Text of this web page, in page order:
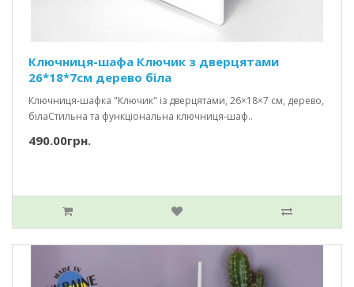
Ключниця-шафа Ключик з дверцятами
26*18*7см дерево біла
Ключниця-шафка "Ключик" із дверцятами, 26×18×7 см, дерево,
білаСтильна та функціональна ключниця-шаф..
490.00грн.